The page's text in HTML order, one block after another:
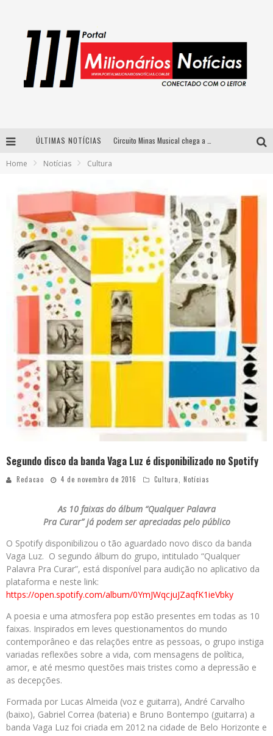
ÚLTIMAS NOTÍCIAS
Yan traz a turnê nacional do PagodYANdo para Belo Horizonte
Home Notícias Cultura
Segundo disco da banda Vaga Luz é disponibilizado no Spotify
Redacao 4 de novembro de 2016 Cultura Notícias
As 10 faixas do álbum “Qualquer Palavra
Pra Curar” já podem ser apreciadas pelo público
O Spotify disponibilizou o tão aguardado novo disco da banda
Vaga Luz. O segundo álbum do grupo, intitulado “Qualquer
Palavra Pra Curar”, está disponível para audição no aplicativo da
plataforma e neste link:
https://open.spotify.com/album/0YmJWqcjuJZaqfK1ieVbky
A poesia e uma atmosfera pop estão presentes em todas as 10
faixas. Inspirados em leves questionamentos do mundo
contemporâneo e das relações entre as pessoas, o grupo instiga
variadas reflexões sobre a vida, com mensagens de política,
amor, e até mesmo questões mais tristes como a depressão e
as decepções.
Formada por Lucas Almeida (voz e guitarra), André Carvalho
(baixo), Gabriel Correa (bateria) e Bruno Bontempo (guitarra) a
banda Vaga Luz foi criada em 2012 na cidade de Belo Horizonte e